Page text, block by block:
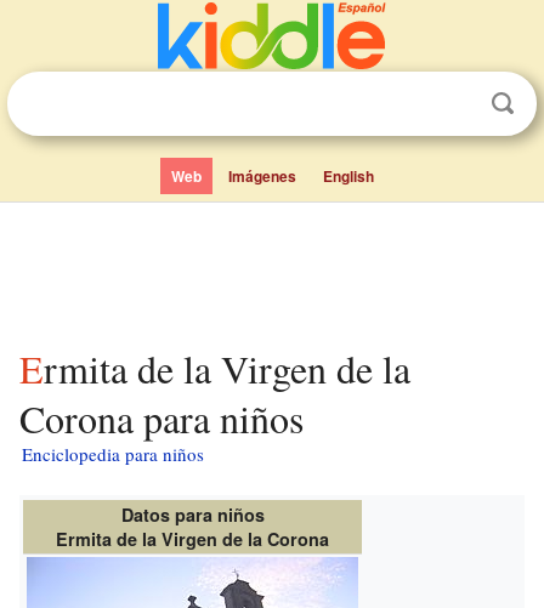
Web Imágenes English
Ermita de la Virgen de la
Corona para niños
Enciclopedia para niños
Datos para niños
Ermita de la Virgen de la Corona